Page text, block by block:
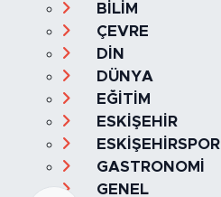
BİLİM
ÇEVRE
DİN
DÜNYA
EĞİTİM
ESKİŞEHİR
ESKİŞEHİRSPOR
GASTRONOMİ
GENEL